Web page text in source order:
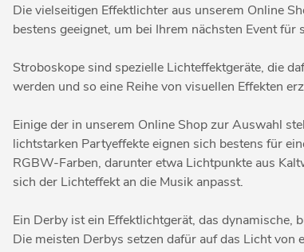
Die vielseitigen Effektlichter aus unserem Online
bestens geeignet, um bei Ihrem nächsten Event
Stroboskope sind spezielle Lichteffektgeräte, die
werden und so eine Reihe von visuellen Effekten
Einige der in unserem Online Shop zur Auswahl
lichtstarken Partyeffekte eignen sich bestens für
RGBW-Farben, darunter etwa Lichtpunkte aus
sich der Lichteffekt an die Musik anpasst.
Ein Derby ist ein Effektlichtgerät, das dynamische,
Die meisten Derbys setzen dafür auf das Licht